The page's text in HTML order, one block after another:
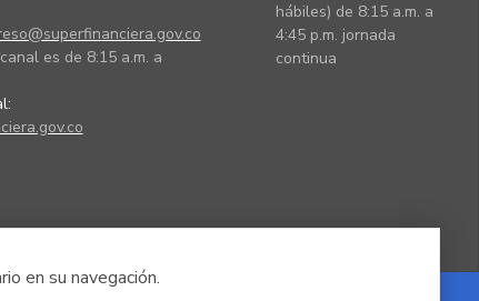
en su navegación.
es de 8:15 a.m. a
hábiles) de 8:15 a.m. a
4:45 p.m. jornada
continua